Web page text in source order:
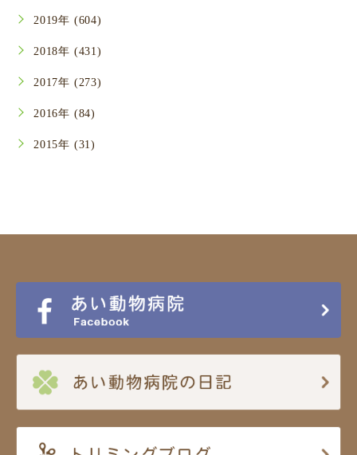
2019年 (604)
2018年 (431)
2017年 (273)
2016年 (84)
2015年 (31)